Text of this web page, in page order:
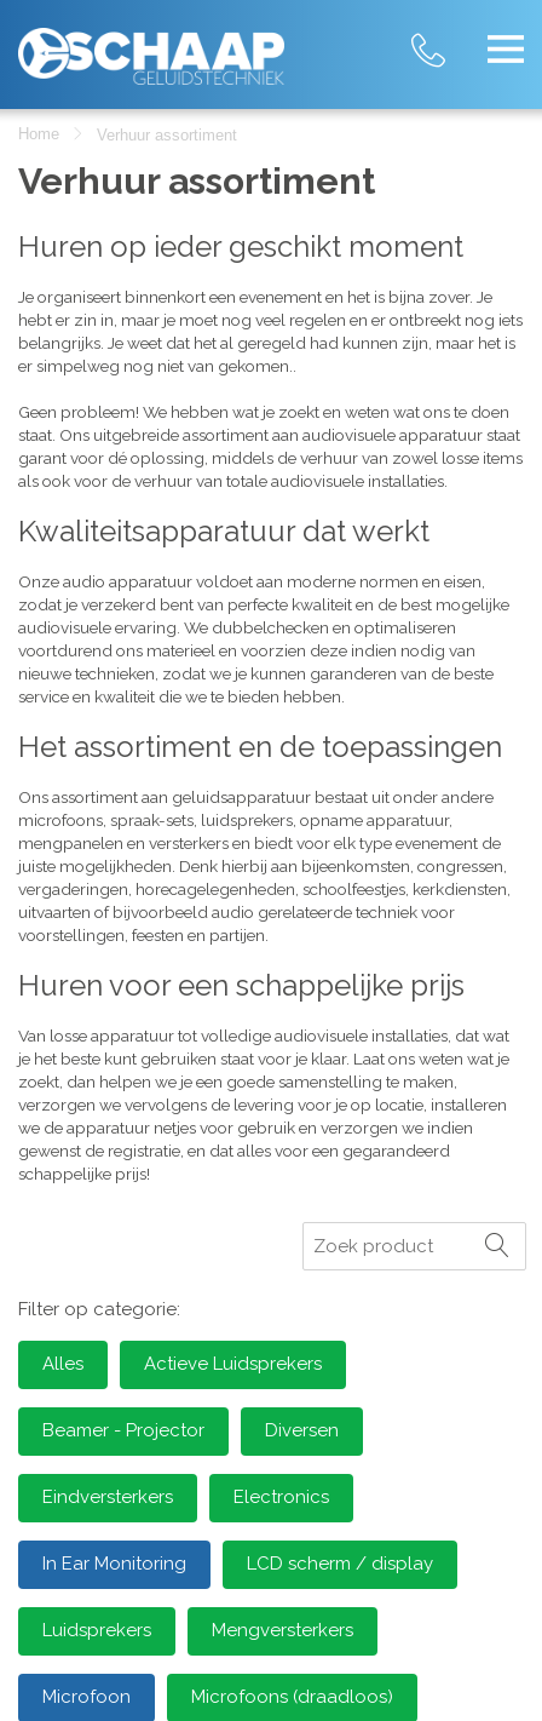
Home Verhuur assortiment
Verhuur assortiment
Huren op ieder geschikt moment
Je organiseert binnenkort een evenement en het is bijna zover. Je
hebt er zin in, maar je moet nog veel regelen en er ontbreekt nog iets
belangrijks. Je weet dat het al geregeld had kunnen zijn, maar het is
er simpelweg nog niet van gekomen..
Geen probleem! We hebben wat je zoekt en weten wat ons te doen
staat. Ons uitgebreide assortiment aan audiovisuele apparatuur staat
garant voor dé oplossing, middels de verhuur van zowel losse items
als ook voor de verhuur van totale audiovisuele installaties.
Kwaliteitsapparatuur dat werkt
Onze audio apparatuur voldoet aan moderne normen en eisen,
zodat je verzekerd bent van perfecte kwaliteit en de best mogelijke
audiovisuele ervaring. We dubbelchecken en optimaliseren
voortdurend ons materieel en voorzien deze indien nodig van
nieuwe technieken, zodat we je kunnen garanderen van de beste
service en kwaliteit die we te bieden hebben.
Het assortiment en de toepassingen
Ons assortiment aan geluidsapparatuur bestaat uit onder andere
microfoons, spraak-sets, luidsprekers, opname apparatuur,
mengpanelen en versterkers en biedt voor elk type evenement de
juiste mogelijkheden. Denk hierbij aan bijeenkomsten, congressen,
vergaderingen, horecagelegenheden, schoolfeestjes, kerkdiensten,
uitvaarten of bijvoorbeeld audio gerelateerde techniek voor
voorstellingen, feesten en partijen.
Huren voor een schappelijke prijs
Van losse apparatuur tot volledige audiovisuele installaties, dat wat
je het beste kunt gebruiken staat voor je klaar. Laat ons weten wat je
zoekt, dan helpen we je een goede samenstelling te maken,
verzorgen we vervolgens de levering voor je op locatie, installeren
we de apparatuur netjes voor gebruik en verzorgen we indien
gewenst de registratie, en dat alles voor een gegarandeerd
schappelijke prijs!
Zoeken
Filter op categorie:
Alles Actieve Luidsprekers
Beamer - Projector Diversen
Eindversterkers Electronics
In Ear Monitoring LCD scherm / display
Luidsprekers Mengversterkers
Microfoon Microfoons (draadloos)